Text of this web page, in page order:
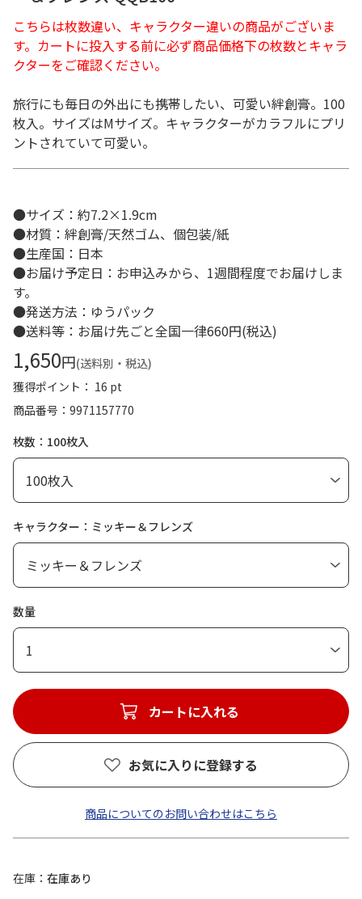
こちらは枚数違い、キャラクター違いの商品がございま
す。カートに投入する前に必ず商品価格下の枚数とキャラ
クターをご確認ください。
旅行にも毎日の外出にも携帯したい、可愛い絆創膏。100
枚入。サイズはMサイズ。キャラクターがカラフルにプリ
ントされていて可愛い。
●サイズ：約7.2×1.9cm
●材質：絆創膏/天然ゴム、個包装/紙
●生産国：日本
●お届け予定日：お申込みから、1週間程度でお届けしま
す。
●発送方法：ゆうパック
●送料等：お届け先ごと全国一律660円(税込)
1,650円(送料別・税込)
獲得ポイント： 16 pt
商品番号
9971157770
枚数：100枚入
キャラクター：ミッキー＆フレンズ
数量
1
カートに入れる
お気に入りに登録する
商品についてのお問い合わせはこちら
在庫 在庫あり